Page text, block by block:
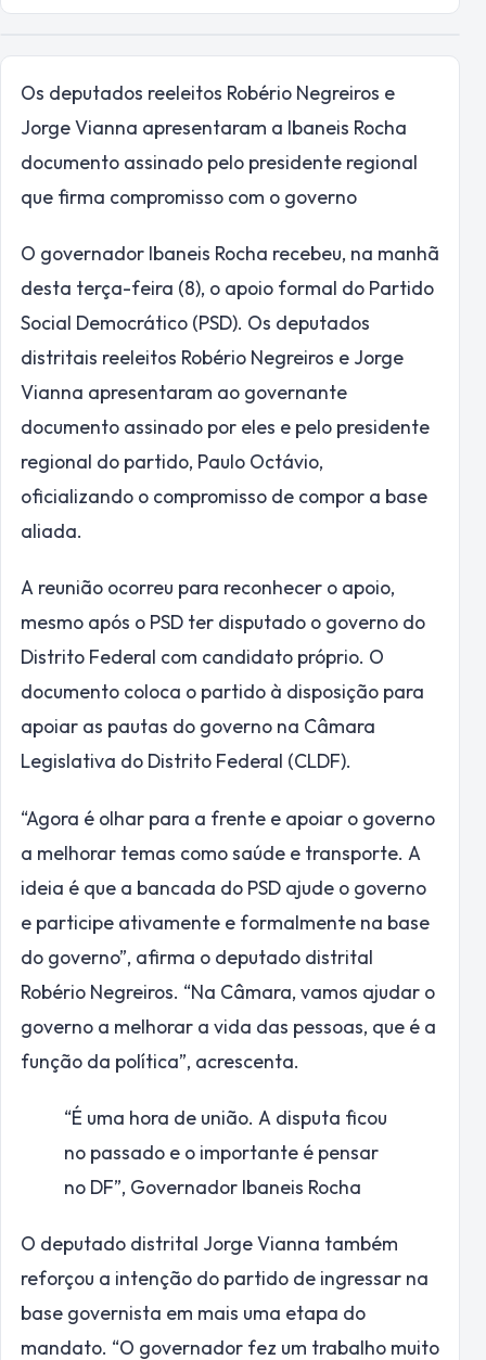
Os deputados reeleitos Robério Negreiros e
Jorge Vianna apresentaram a Ibaneis Rocha
documento assinado pelo presidente regional
que firma compromisso com o governo
O governador Ibaneis Rocha recebeu, na manhã
desta terça-feira (8), o apoio formal do Partido
Social Democrático (PSD). Os deputados
distritais reeleitos Robério Negreiros e Jorge
Vianna apresentaram ao governante
documento assinado por eles e pelo presidente
regional do partido, Paulo Octávio,
oficializando o compromisso de compor a base
aliada.
A reunião ocorreu para reconhecer o apoio,
mesmo após o PSD ter disputado o governo do
Distrito Federal com candidato próprio. O
documento coloca o partido à disposição para
apoiar as pautas do governo na Câmara
Legislativa do Distrito Federal (CLDF).
“Agora é olhar para a frente e apoiar o governo
a melhorar temas como saúde e transporte. A
ideia é que a bancada do PSD ajude o governo
e participe ativamente e formalmente na base
do governo”, afirma o deputado distrital
Robério Negreiros. “Na Câmara, vamos ajudar o
governo a melhorar a vida das pessoas, que é a
função da política”, acrescenta.
“É uma hora de união. A disputa ficou
no passado e o importante é pensar
no DF”, Governador Ibaneis Rocha
O deputado distrital Jorge Vianna também
reforçou a intenção do partido de ingressar na
base governista em mais uma etapa do
mandato. “O governador fez um trabalho muito